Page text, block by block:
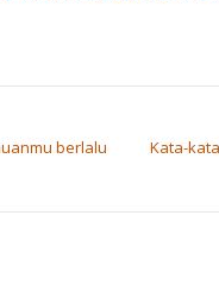
berlalu Kata-